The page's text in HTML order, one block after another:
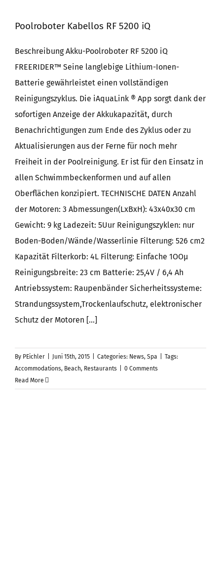
Poolroboter Kabellos RF 5200 iQ
Beschreibung Akku-Poolroboter RF 5200 iQ
FREERIDER™ Seine langlebige Lithium-Ionen-
Batterie gewährleistet einen vollständigen
Reinigungszyklus. Die iAquaLink ® App sorgt dank der
sofortigen Anzeige der Akkukapazität, durch
Benachrichtigungen zum Ende des Zyklus oder zu
Aktualisierungen aus der Ferne für noch mehr
Freiheit in der Poolreinigung. Er ist für den Einsatz in
allen Schwimmbeckenformen und auf allen
Oberflächen konzipiert. TECHNISCHE DATEN Anzahl
der Motoren: 3 Abmessungen(LxBxH): 43x40x30 cm
Gewicht: 9 kg Ladezeit: 5Uur Reinigungszyklen: nur
Boden-Boden/Wände/Wasserlinie Filterung: 526 cm2
Kapazität Filterkorb: 4L Filterung: Einfache 1OOμ
Reinigungsbreite: 23 cm Batterie: 25,4V / 6,4 Ah
Antriebssystem: Raupenbänder Sicherheitssysteme:
Strandungssystem,Trockenlaufschutz, elektronischer
Schutz der Motoren [...]
By PEichler Juni 15th, 2015 Categories: News, Spa
Tags:
Accommodations, Beach, Restaurants
0 Comments
Read More